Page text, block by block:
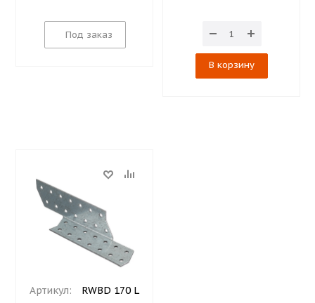
Под заказ
В корзину
Артикул:
RWBD 170 L